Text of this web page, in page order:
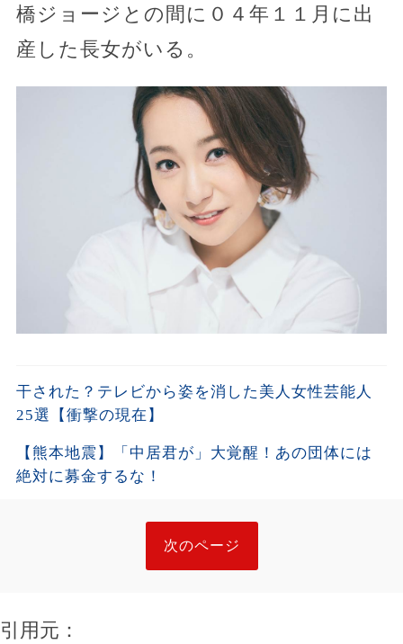
橋ジョージとの間に０４年１１月に出
産した長女がいる。
干された？テレビから姿を消した美人女性芸能人
25選【衝撃の現在】
【熊本地震】「中居君が」大覚醒！あの団体には
絶対に募金するな！
次のページ
引用元：